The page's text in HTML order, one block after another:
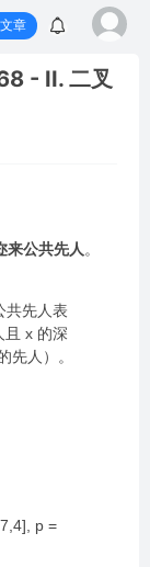
章
- II. 二叉
来公共先人 。
共先人表
且 x 的深
先人）。
p =